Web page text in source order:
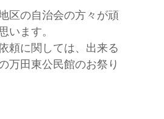
区の自治会の方々が頑
ます。
頼に関しては、出来る
万田東公民館のお祭り